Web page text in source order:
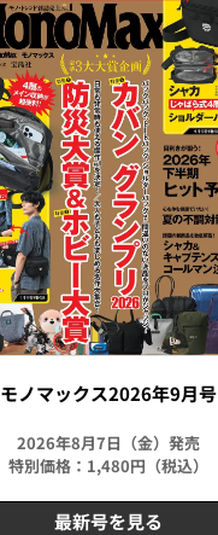
モノマックス2026年9月号
2026年8月7日（金）発売
特別価格：1,480円（税込）
最新号を見る